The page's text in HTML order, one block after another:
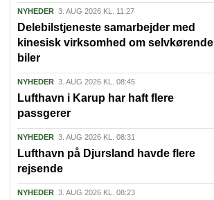
NYHEDER 3. AUG 2026 KL. 11:27
Delebilstjeneste samarbejder med
kinesisk virksomhed om selvkørende
biler
NYHEDER 3. AUG 2026 KL. 08:45
Lufthavn i Karup har haft flere
passgerer
NYHEDER 3. AUG 2026 KL. 08:31
Lufthavn på Djursland havde flere
rejsende
NYHEDER 3. AUG 2026 KL. 08:23